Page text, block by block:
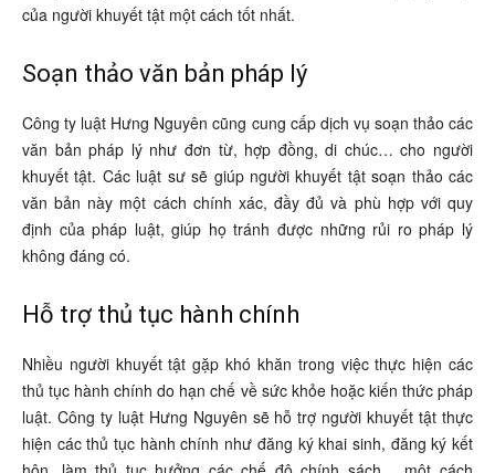
của người khuyết tật một cách tốt nhất.
Soạn thảo văn bản pháp lý
Công ty luật Hưng Nguyên cũng cung cấp dịch vụ soạn thảo các
văn bản pháp lý như đơn từ, hợp đồng, di chúc… cho người
khuyết tật. Các luật sư sẽ giúp người khuyết tật soạn thảo các
văn bản này một cách chính xác, đầy đủ và phù hợp với quy
định của pháp luật, giúp họ tránh được những rủi ro pháp lý
không đáng có.
Hỗ trợ thủ tục hành chính
Nhiều người khuyết tật gặp khó khăn trong việc thực hiện các
thủ tục hành chính do hạn chế về sức khỏe hoặc kiến thức pháp
luật. Công ty luật Hưng Nguyên sẽ hỗ trợ người khuyết tật thực
hiện các thủ tục hành chính như đăng ký khai sinh, đăng ký kết